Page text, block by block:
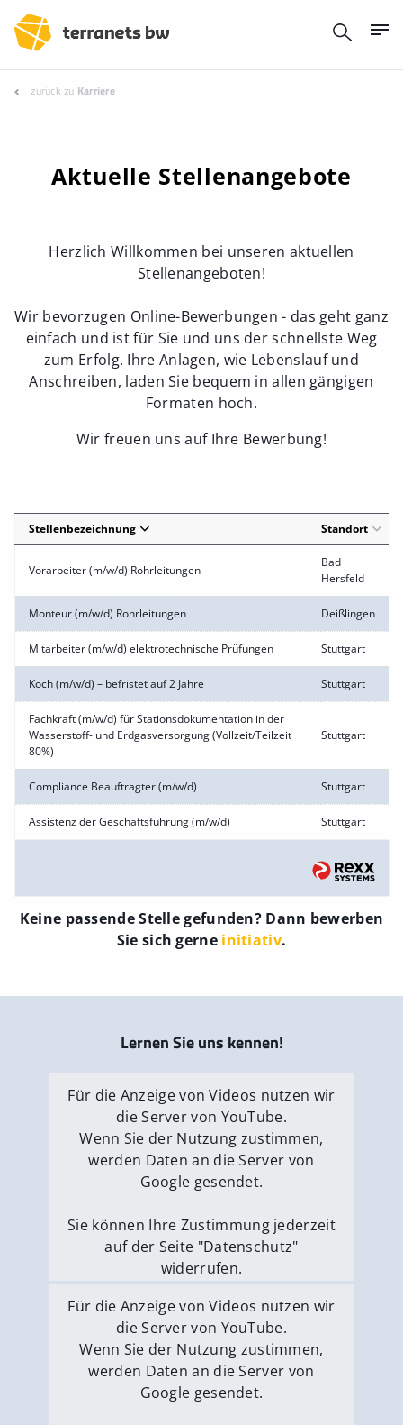
zurück zu Karriere
Aktuelle Stellenangebote
Herzlich Willkommen bei unseren aktuellen
Stellenangeboten!
Wir bevorzugen Online-Bewerbungen - das geht ganz
einfach und ist für Sie und uns der schnellste Weg
zum Erfolg. Ihre Anlagen, wie Lebenslauf und
Anschreiben, laden Sie bequem in allen gängigen
Formaten hoch.
Wir freuen uns auf Ihre Bewerbung!
Stellenbezeichnung Standort
Vorarbeiter (m/w/d) Rohrleitungen
Bad
Hersfeld
Monteur (m/w/d) Rohrleitungen Deißlingen
Mitarbeiter (m/w/d) elektrotechnische Prüfungen Stuttgart
Koch (m/w/d) – befristet auf 2 Jahre Stuttgart
Fachkraft (m/w/d) für Stationsdokumentation in der
Wasserstoff- und Erdgasversorgung (Vollzeit/Teilzeit
80%)
Stuttgart
Compliance Beauftragter (m/w/d) Stuttgart
Assistenz der Geschäftsführung (m/w/d) Stuttgart
Keine passende Stelle gefunden? Dann bewerben
Sie sich gerne initiativ.
Lernen Sie uns kennen!
Für die Anzeige von Videos nutzen wir
die Server von YouTube.
Wenn Sie der Nutzung zustimmen,
werden Daten an die Server von
Google gesendet.
Sie können Ihre Zustimmung jederzeit
auf der Seite "Datenschutz"
widerrufen.
Externe Medien erlauben
Für die Anzeige von Videos nutzen wir
die Server von YouTube.
Wenn Sie der Nutzung zustimmen,
werden Daten an die Server von
Google gesendet.